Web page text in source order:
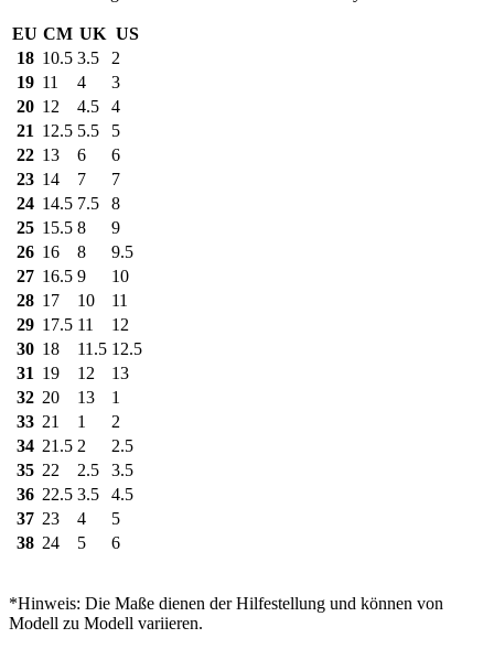
EU CM UK US
18 10.5 3.5
2
19 11 4
3
20 12 4.5
4
21 12.5 5.5
5
22 13 6
6
23 14 7
7
24 14.5 7.5
8
25 15.5 8
9
26 16 8
9.5
27 16.5 9
10
28 17 10
11
29 17.5 11
12
30 18 11.5 12.5
31 19 12
13
32 20 13
1
33 21 1
2
34 21.5 2
2.5
35 22 2.5
3.5
36 22.5 3.5
4.5
37 23 4
5
38 24 5 6
*Hinweis: Die Maße dienen der Hilfestellung und können von
Modell zu Modell variieren.